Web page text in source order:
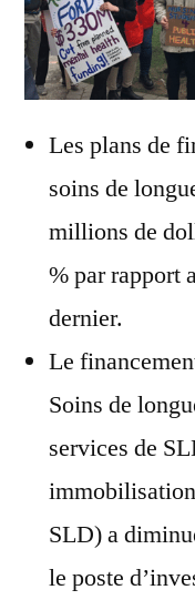
Les plans de
soins de
millions de
% par rapport
dernier.
Le
Soins de
services de
SLD) a
le poste